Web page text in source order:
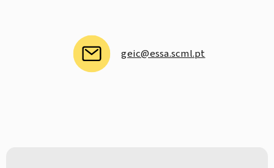
geic@essa.scml.pt